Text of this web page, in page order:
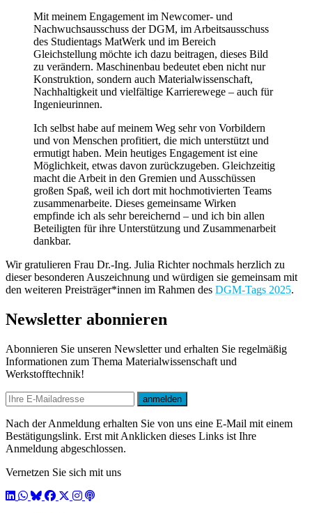
Mit meinem Engagement im Newcomer- und
Nachwuchsausschuss der DGM, im Arbeitsausschuss
des Studientags MatWerk und im Bereich
Gleichstellung möchte ich dazu beitragen, dieses Bild
zu verändern. Maschinenbau bedeutet eben nicht nur
Konstruktion, sondern auch Materialwissenschaft,
Nachhaltigkeit und vielfältige Karrierewege – auch für
Ingenieurinnen.
Ich selbst habe auf meinem Weg sehr von Vorbildern
und von Menschen profitiert, die mich unterstützt und
ermutigt haben. Mein heutiges Engagement ist eine
Möglichkeit, etwas davon zurückzugeben. Gleichzeitig
macht die Arbeit in den Gremien und Ausschüssen
großen Spaß, weil ich dort mit hochmotivierten Teams
zusammenarbeite. Dieses gemeinsame Wirken
empfinde ich als sehr bereichernd – und ich bin allen
Beteiligten für ihre Unterstützung und Zusammenarbeit
dankbar.
Wir gratulieren Frau Dr.-Ing. Julia Richter nochmals herzlich zu
dieser besonderen Auszeichnung und würdigen sie gemeinsam mit
den weiteren Preisträger*innen im Rahmen des DGM-Tags 2025.
Newsletter abonnieren
Abonnieren Sie unseren Newsletter und erhalten Sie regelmäßig
Informationen zum Thema Materialwissenschaft und
Werkstofftechnik!
E-mail
anmelden
Nach der Anmeldung erhalten Sie von uns eine E-Mail mit einem
Bestätigungslink. Erst mit Anklicken dieses Links ist Ihre
Anmeldung abgeschlossen.
Vernetzen Sie sich mit uns
LinkedIn
WhatsApp
BlueSky
Facebook
X / Twitter
Instagram
Podcast